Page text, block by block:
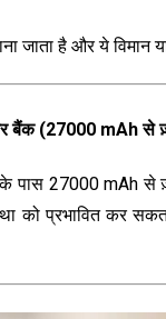
जाता है और ये विमान
बैंक (27000 mAh से
27000 mAh से
को प्रभावित